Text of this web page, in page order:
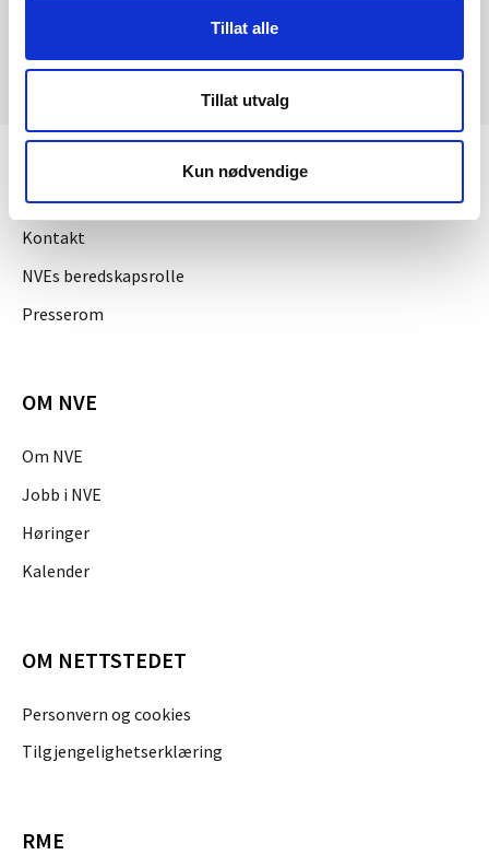
Tillat alle
Tillat utvalg
Kun nødvendige
Kontakt
NVEs beredskapsrolle
Presserom
OM NVE
Om NVE
Jobb i NVE
Høringer
Kalender
OM NETTSTEDET
Personvern og cookies
Tilgjengelighetserklæring
RME